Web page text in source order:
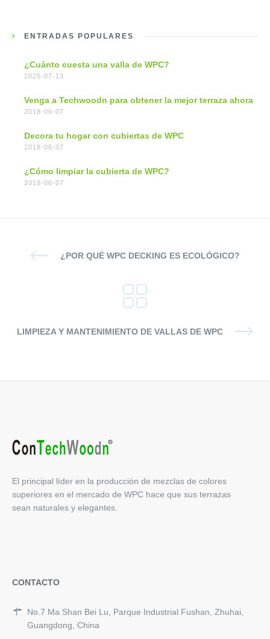
ENTRADAS POPULARES
¿Cuánto cuesta una valla de WPC?
2026-07-13
Venga a Techwoodn para obtener la mejor terraza ahora
2018-06-07
Decora tu hogar con cubiertas de WPC
2018-06-07
¿Cómo limpiar la cubierta de WPC?
2018-06-07
¿POR QUÉ WPC DECKING ES ECOLÓGICO?
LIMPIEZA Y MANTENIMIENTO DE VALLAS DE WPC
El principal líder en la producción de mezclas de colores
superiores en el mercado de WPC hace que sus terrazas
sean naturales y elegantes.
CONTACTO
No.7 Ma Shan Bei Lu, Parque Industrial Fushan, Zhuhai,
Guangdong, China